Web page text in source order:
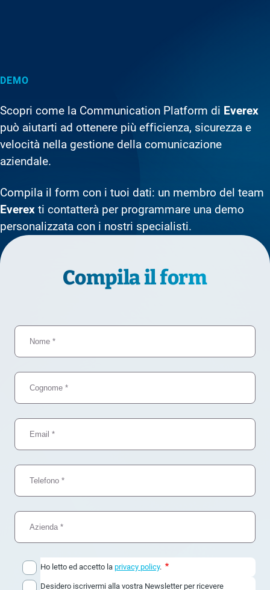
Compila il form
Nome
Cognome
Email
Telefono
Azienda
Ho letto ed accetto la privacy policy.
Desidero iscrivermi alla vostra Newsletter per ricevere
DEMO
Scopri come la Communication Platform di Everex
può aiutarti ad ottenere più efficienza, sicurezza e
velocità nella gestione della comunicazione
aziendale.
Compila il form con i tuoi dati: un membro del team
Everex ti contatterà per programmare una demo
personalizzata con i nostri specialisti.